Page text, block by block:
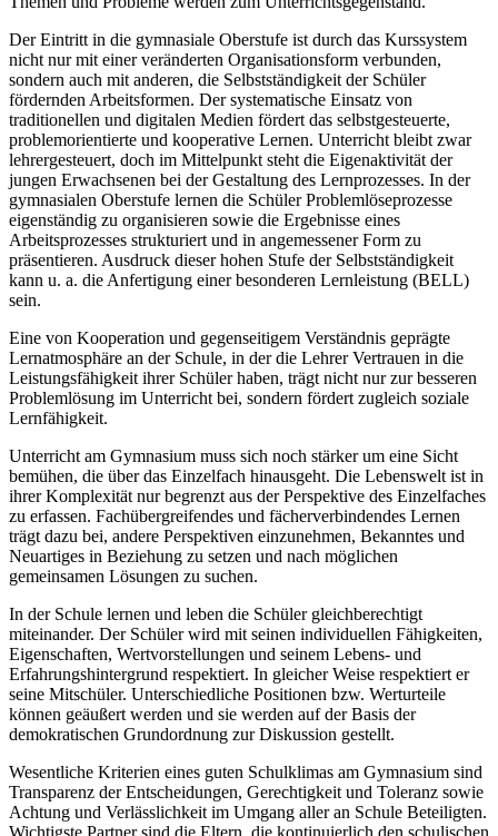
Der Eintritt in die gymnasiale Oberstufe ist durch das Kurssystem
nicht nur mit einer veränderten Organisationsform verbunden,
sondern auch mit anderen, die Selbstständigkeit der Schüler
fördernden Arbeitsformen. Der systematische Einsatz von
traditionellen und digitalen Medien fördert das selbstgesteuerte,
problemorientierte und kooperative Lernen. Unterricht bleibt zwar
lehrergesteuert, doch im Mittelpunkt steht die Eigenaktivität der
jungen Erwachsenen bei der Gestaltung des Lernprozesses. In der
gymnasialen Oberstufe lernen die Schüler Problemlöseprozesse
eigenständig zu organisieren sowie die Ergebnisse eines
Arbeitsprozesses strukturiert und in angemessener Form zu
präsentieren. Ausdruck dieser hohen Stufe der Selbstständigkeit
kann u. a. die Anfertigung einer besonderen Lernleistung (BELL)
sein.
Eine von Kooperation und gegenseitigem Verständnis geprägte
Lernatmosphäre an der Schule, in der die Lehrer Vertrauen in die
Leistungsfähigkeit ihrer Schüler haben, trägt nicht nur zur besseren
Problemlösung im Unterricht bei, sondern fördert zugleich soziale
Lernfähigkeit.
Unterricht am Gymnasium muss sich noch stärker um eine Sicht
bemühen, die über das Einzelfach hinausgeht. Die Lebenswelt ist in
ihrer Komplexität nur begrenzt aus der Perspektive des Einzelfaches
zu erfassen. Fachübergreifendes und fächerverbindendes Lernen
trägt dazu bei, andere Perspektiven einzunehmen, Bekanntes und
Neuartiges in Beziehung zu setzen und nach möglichen
gemeinsamen Lösungen zu suchen.
In der Schule lernen und leben die Schüler gleichberechtigt
miteinander. Der Schüler wird mit seinen individuellen Fähigkeiten,
Eigenschaften, Wertvorstellungen und seinem Lebens- und
Erfahrungshintergrund respektiert. In gleicher Weise respektiert er
seine Mitschüler. Unterschiedliche Positionen bzw. Werturteile
können geäußert werden und sie werden auf der Basis der
demokratischen Grundordnung zur Diskussion gestellt.
Wesentliche Kriterien eines guten Schulklimas am Gymnasium sind
Transparenz der Entscheidungen, Gerechtigkeit und Toleranz sowie
Achtung und Verlässlichkeit im Umgang aller an Schule Beteiligten.